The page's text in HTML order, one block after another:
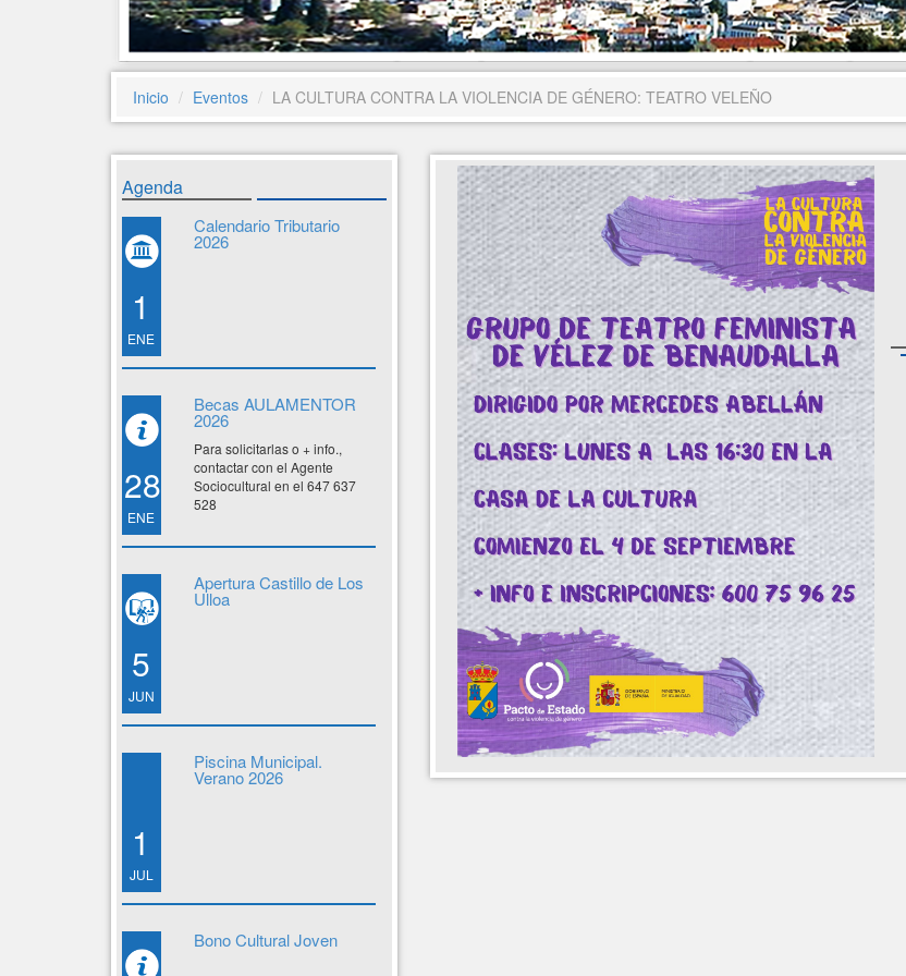
Inicio Eventos LA CULTURA CONTRA LA VIOLENCIA DE GÉNERO: TEATRO VELEÑO
Agenda
1
ENE
Calendario Tributario
2026
28
ENE
Becas AULAMENTOR
2026
Para solicitarlas o + info.,
contactar con el Agente
Sociocultural en el 647 637
528
5
JUN
Apertura Castillo de Los
Ulloa
1
JUL
Piscina Municipal.
Verano 2026
Bono Cultural Joven